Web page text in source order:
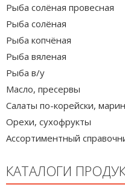
Рыба солёная провесная
Рыба солёная
Рыба копчёная
Рыба вяленая
Рыба в/у
Масло, пресервы
Салаты по-корейски,
Орехи, сухофрукты
Ассортиментный
КАТАЛОГИ